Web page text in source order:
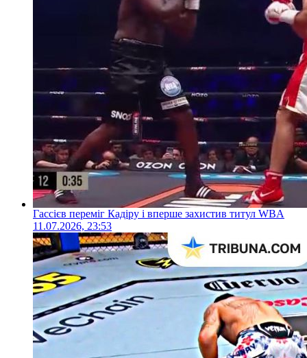
Гассієв переміг Кадіру і вперше захистив титул WBA
11.07.2026, 23:53